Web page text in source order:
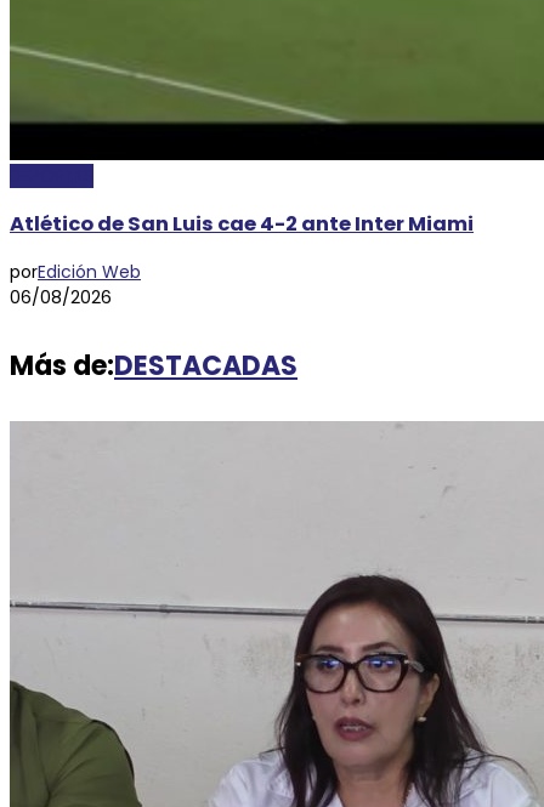
Atlético de San Luis cae 4-2 ante Inter Miami
porEdición Web
06/08/2026
Más de:DESTACADAS